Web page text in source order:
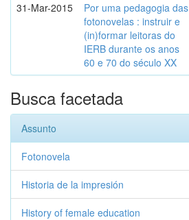
31-Mar-2015
Por uma pedagogia das
fotonovelas : instruir e
(in)formar leitoras do
IERB durante os anos
60 e 70 do século XX
Busca facetada
Assunto
Fotonovela
Historia de la impresión
History of female education